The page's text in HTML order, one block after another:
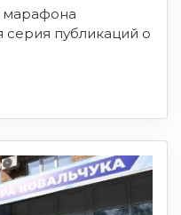
марафона
серия публикаций о